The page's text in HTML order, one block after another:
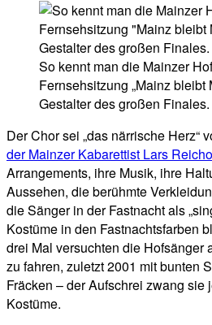
So kennt man die Mainzer
Fernsehsitzung „Mainz bleibt
Gestalter des großen
Der Chor sei „das närrische Herz“
der Mainzer Kabarettist Lars
Arrangements, ihre Musik, ihre
Aussehen, die berühmte
die Sänger in der Fastnacht als
Kostüme in den Fastnachtsfarben
drei Mal versuchten die Hofsänger
zu fahren, zuletzt 2001 mit bunten
Fräcken – der Aufschrei zwang sie
Kostüme.